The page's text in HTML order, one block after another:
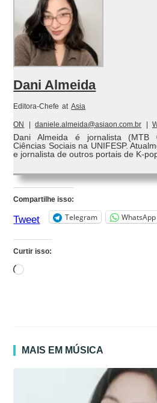
Dani Almeida
Editora-Chefe at Asia
ON daniele.almeida@asiaon.com.br
Dani Almeida é jornalista (MTB
Ciências Sociais na UNIFESP.
e jornalista de outros portais de K-
Compartilhe isso:
Tweet Telegram WhatsApp
Curtir isso:
Carregando...
MAIS EM MÚSICA